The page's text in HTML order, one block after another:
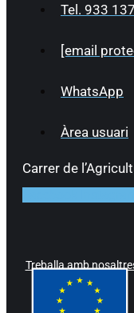
Tel. 933
[email
WhatsApp
Àrea usuari
Carrer de
Treballa amb